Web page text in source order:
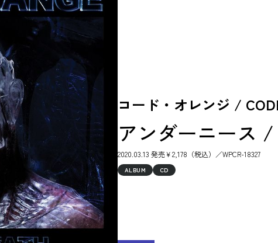
コード・オレンジ /
アンダーニース /
2020.03.13 発売￥2,178（税込）／WPCR-18327
ALBUM CD